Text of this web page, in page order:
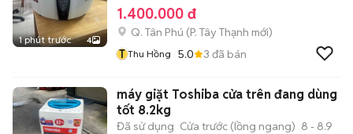
1 phút trước 4
1.400.000 đ
Q. Tân Phú (P. Tây Thạnh mới)
T Thu Hồng 5.0 3 đã bán
máy giặt Toshiba cửa trên đang dùng
tốt 8.2kg
Đã sử dụng Cửa trước (lồng ngang) 8 - 8.9